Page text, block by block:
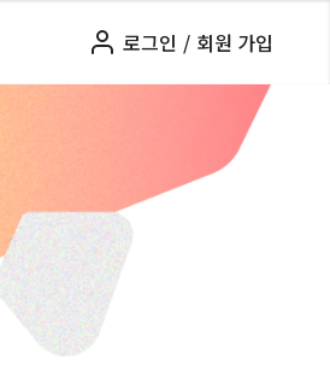
로그인 / 회원 가입